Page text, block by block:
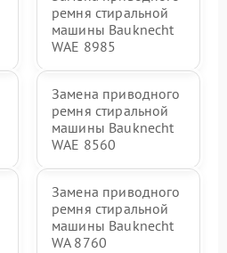
ремня стиральной
машины Bauknecht
WAE 8985
Замена приводного
ремня стиральной
машины Bauknecht
WAE 8560
Замена приводного
ремня стиральной
машины Bauknecht
WA 8760